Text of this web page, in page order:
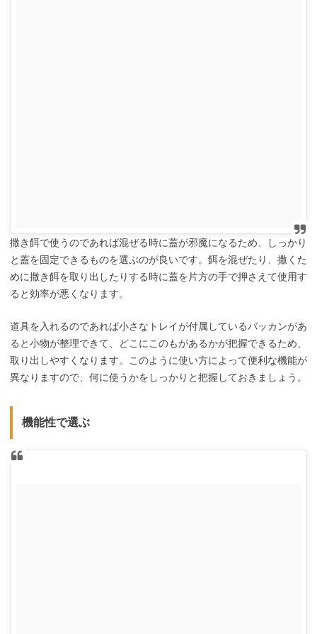
撒き餌で使うのであれば混ぜる時に蓋が邪魔になるため、しっかり
と蓋を固定できるものを選ぶのが良いです。餌を混ぜたり、撒くた
めに撒き餌を取り出したりする時に蓋を片方の手で押さえて使用す
ると効率が悪くなります。
道具を入れるのであれば小さなトレイが付属しているバッカンがあ
ると小物が整理できて、どこにこのもがあるかが把握できるため、
取り出しやすくなります。このように使い方によって便利な機能が
異なりますので、何に使うかをしっかりと把握しておきましょう。
機能性で選ぶ